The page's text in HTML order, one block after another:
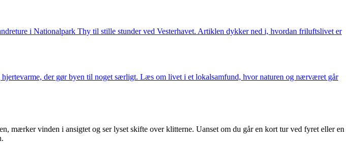
i Nationalpark Thy til stille stunder ved Vesterhavet. Artiklen dykker ned i, hvordan friluftslivet er
der gør byen til noget særligt. Læs om livet i et lokalsamfund, hvor naturen og nærværet går
mærker vinden i ansigtet og ser lyset skifte over klitterne. Uanset om du går en kort tur ved fyret eller en